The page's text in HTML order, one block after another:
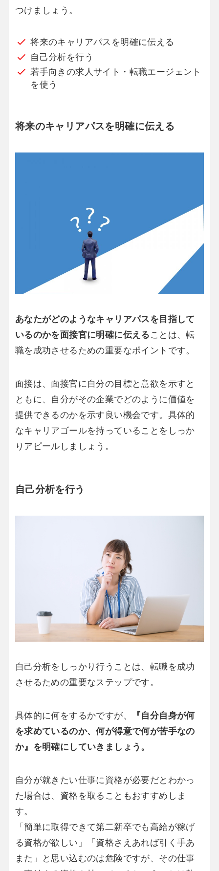
つけましょう。
将来のキャリアパスを明確に伝える
自己分析を行う
若手向きの求人サイト・転職エージェント
を使う
将来のキャリアパスを明確に伝える
あなたがどのようなキャリアパスを目指して
いるのかを面接官に明確に伝える ことは、転
職を成功させるための重要なポイントです。
面接は、面接官に自分の目標と意欲を示すと
ともに、自分がその企業でどのように価値を
提供できるのかを示す良い機会です。具体的
なキャリアゴールを持っていることをしっか
りアピールしましょう。
自己分析を行う
自己分析をしっかり行うことは、転職を成功
させるための重要なステップです。
具体的に何をするかですが、
『自分自身が何
を求めているのか、何が得意で何が苦手なの
か』を明確にしていきましょう。
自分が就きたい仕事に資格が必要だとわかっ
た場合は、資格を取ることもおすすめしま
す。
「簡単に取得できて第二新卒でも高給が稼げ
る資格が欲しい」「資格さえあれば引く手あ
また」と思い込むのは危険ですが、その仕事